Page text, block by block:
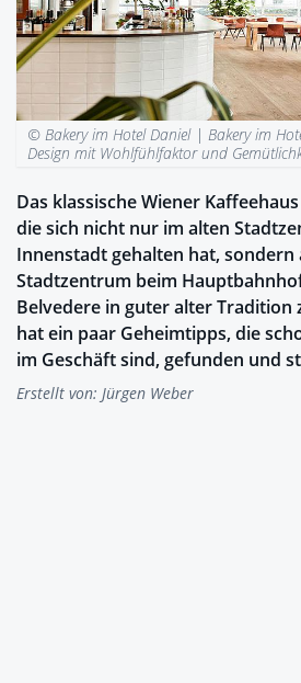
© Bakery im Hotel Daniel | Bakery im
Design mit Wohlfühlfaktor und
Das klassische Wiener
die sich nicht nur im alten
Innenstadt gehalten hat, sondern
Stadtzentrum beim
Belvedere in guter alter Tradition
hat ein paar Geheimtipps, die
im Geschäft sind, gefunden und
Erstellt von: Jürgen Weber